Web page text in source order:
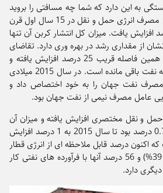
به این دارد که شما چه مسافتی را بروید
و با چه وسیله ای بروید. کل مصرف انرژی حمل و نقل در 15 سال اول قرن
یکم حدود 44 درصد افزایش یافت. میزان کل انتشار کربن آن تنها
از مقداری رشد در بهره وری دارد. تقاضای
نفتِ بخش حمل و نقل در همین فاصله قریب 25 درصد افزایش یافته و
حمل و نقل شدیدا وابسته به نفت باقی مانده است. در سال 2015 میلادی
نفت جهان را به خود اختصاص داد و
عامل مصرف نیمی از نفت جهان بود.
و نقل مختصری افزایش یافته و میزان آن
که در سال 2000 میلادی 0.7 درصد بود تا سال 2015 به 1 درصد افزایش
اکنون درصد قابل ملاحظه ای از انرژی قطار
ها با برق تامین می شود ( 39%) و 56 درصد آنها با فرآورده های نفتی کار
دارد.